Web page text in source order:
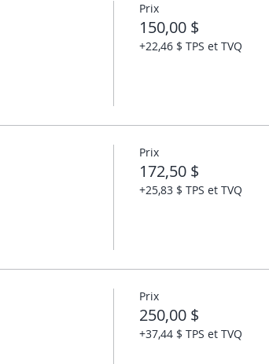
Prix
150,00 $
+22,46 $ TPS et TVQ
Prix
172,50 $
+25,83 $ TPS et TVQ
Prix
250,00 $
+37,44 $ TPS et TVQ